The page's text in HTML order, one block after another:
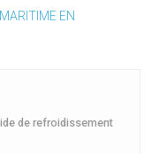
EN
de refroidissement